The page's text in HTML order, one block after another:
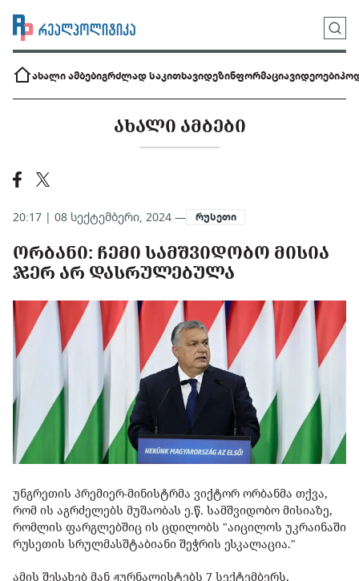
ახალი ამბებიგრძლად საკითხავიდეზინფორმაციავიდეოები
ᲐᲮᲐᲚᲘ ᲐᲛᲑᲔᲑᲘ
20:17 | 08 სექტემბერი, 2024 — რუსეთი
ᲝᲠᲑᲐᲜᲘ: ᲩᲔᲛᲘ ᲡᲐᲛᲨᲕᲘᲓᲝᲑᲝ ᲛᲘᲡᲘᲐ
ᲯᲔᲠ ᲐᲠ ᲓᲐᲡᲠᲣᲚᲔᲑᲣᲚᲐ
უნგრეთის პრემიერ-მინისტრმა ვიქტორ ორბანმა თქვა,
რომ ის აგრძელებს მუშაობას ე.წ. სამშვიდობო მისიაზე,
რომლის ფარგლებშიც ის ცდილობს "აიცილოს უკრაინაში
რუსეთის სრულმასშტაბიანი შეჭრის ესკალაცია."
ამის შესახებ მან ჟურნალისტებს 7 სექტემბერს,